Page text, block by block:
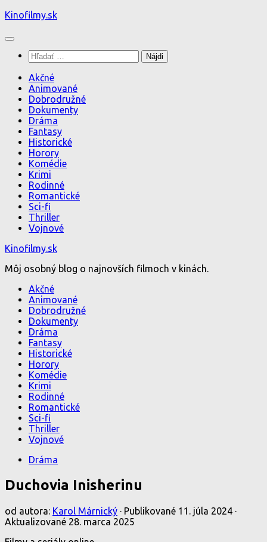
Preskočiť
obsah
Kinofilmy.sk
Hľadať:
Akčné
Animované
Dobrodružné
Dokumenty
Dráma
Fantasy
Historické
Horory
Komédie
Krimi
Rodinné
Romantické
Sci-fi
Thriller
Vojnové
Kinofilmy.sk
Môj osobný blog o najnovších filmoch v kinách.
Akčné
Animované
Dobrodružné
Dokumenty
Dráma
Fantasy
Historické
Horory
Komédie
Krimi
Rodinné
Romantické
Sci-fi
Thriller
Vojnové
Dráma
Duchovia Inisherinu
od autora: Karol Márnický · Publikované 11. júla 2024 ·
Aktualizované 28. marca 2025